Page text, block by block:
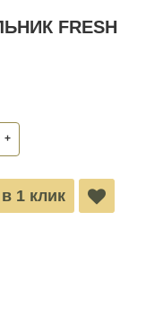
FRESH
+
1 клик